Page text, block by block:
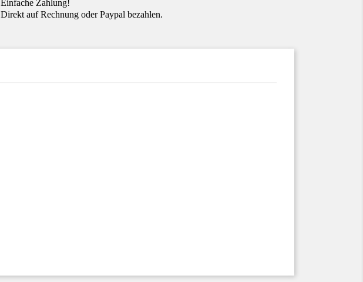
Einfache Zahlung!
Direkt auf Rechnung oder Paypal bezahlen.